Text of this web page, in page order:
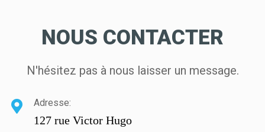
NOUS CONTACTER
N'hésitez pas à nous laisser un message.
Adresse:
127 rue Victor Hugo